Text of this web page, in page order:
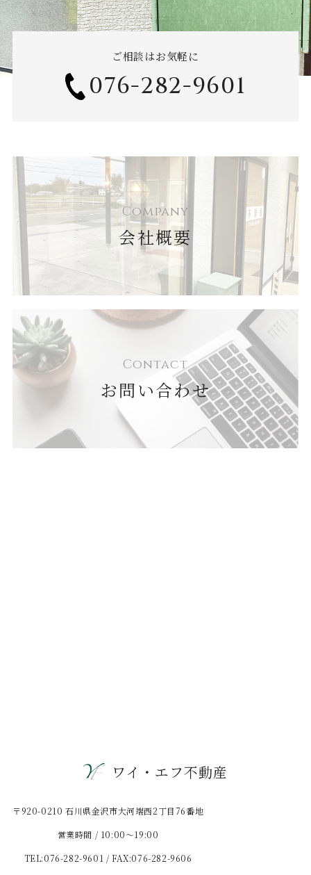
ご相談はお気軽に
076-282-9601
Company
会社概要
Contact
お問い合わせ
ワイ・エフ不動産
〒920-0210 石川県金沢市大河端西2丁目76番地
営業時間 / 10:00〜19:00
TEL:076-282-9601 / FAX:076-282-9606